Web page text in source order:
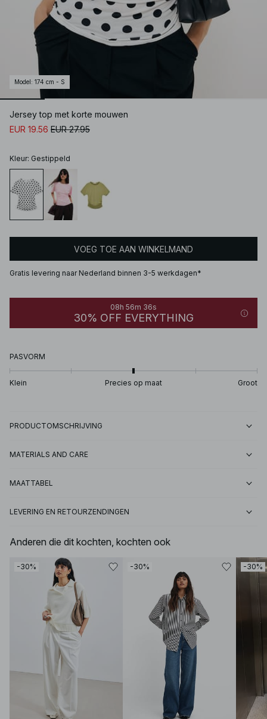
Model : 174 cm - S
Jersey top met korte mouwen
EUR 19.56 EUR 27.95
Kleur: Gestippeld
VOEG TOE AAN WINKELMAND
Gratis levering naar Nederland binnen 3-5 werkdagen*
08h 56m 36s
30% OFF EVERYTHING
PASVORM
Klein Precies op maat Groot
PRODUCTOMSCHRIJVING
MATERIALS AND CARE
MAATTABEL
LEVERING EN RETOURZENDINGEN
Anderen die dit kochten, kochten ook
-30% -30% -30%